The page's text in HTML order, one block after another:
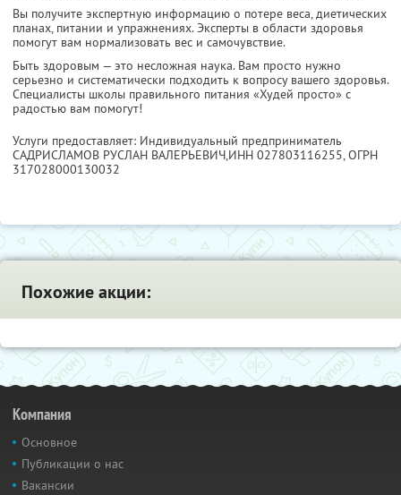
Вы получите экспертную информацию о потере веса, диетических
планах, питании и упражнениях. Эксперты в области здоровья
помогут вам нормализовать вес и самочувствие.
Быть здоровым — это несложная наука. Вам просто нужно
серьезно и систематически подходить к вопросу вашего здоровья.
Специалисты школы правильного питания «Худей просто» с
радостью вам помогут!
Услуги предоставляет: Индивидуальный предприниматель
САДРИСЛАМОВ РУСЛАН ВАЛЕРЬЕВИЧ,ИНН 027803116255, ОГРН
317028000130032
Похожие акции:
Компания
Основное
Публикации о нас
Вакансии